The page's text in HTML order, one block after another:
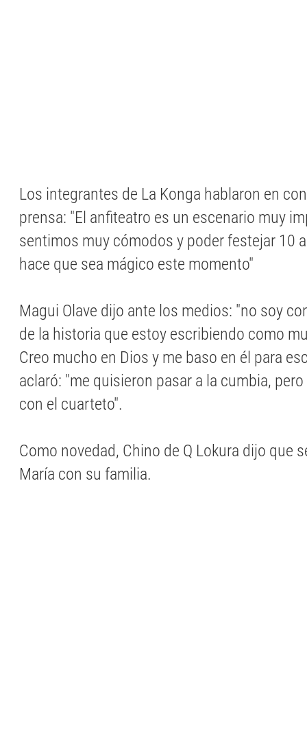
Los integrantes de La Konga hablaron en
prensa: "El anfiteatro es un escenario muy
sentimos muy cómodos y poder festejar 10
hace que sea mágico este momento"
Magui Olave dijo ante los medios: "no soy
de la historia que estoy escribiendo como
Creo mucho en Dios y me baso en él para
aclaró: "me quisieron pasar a la cumbia,
con el cuarteto".
Como novedad, Chino de Q Lokura dijo que
María con su familia.